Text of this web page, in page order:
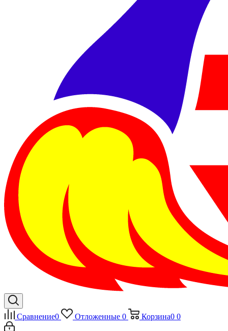
Сравнение0 Отложенные 0 Корзина0 0